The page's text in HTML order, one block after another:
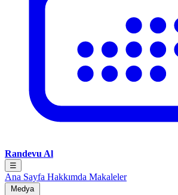
Randevu Al
☰
Ana Sayfa Hakkımda Makaleler
Medya